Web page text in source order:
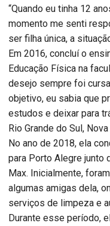
“Quando eu tinha 12
momento me senti
ser filha única, a
Em 2016, concluí o
Educação Física na
desejo sempre foi
objetivo, eu sabia que
estudos e deixar para
Rio Grande do Sul,
No ano de 2018, ela
para Porto Alegre junto
Max. Inicialmente,
algumas amigas dela,
serviços de limpeza e
Durante esse período,